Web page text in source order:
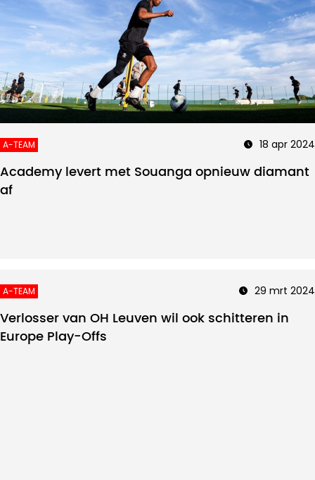
A-TEAM 18 apr 2024
Academy levert met Souanga opnieuw diamant
af
A-TEAM 29 mrt 2024
Verlosser van OH Leuven wil ook schitteren in
Europe Play-Offs